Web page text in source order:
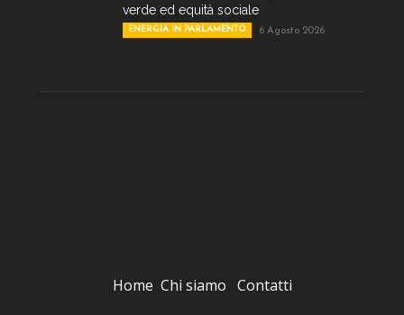
verde ed equità sociale
ENERGIA IN PARLAMENTO 6 Agosto 2026
Home Chi siamo Contatti